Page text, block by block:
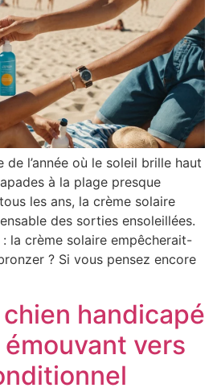
de l’année où le soleil brille haut
à la plage presque
les ans, la crème solaire
des sorties ensoleillées.
la crème solaire empêcherait-
? Si vous pensez encore
handicapé
vers